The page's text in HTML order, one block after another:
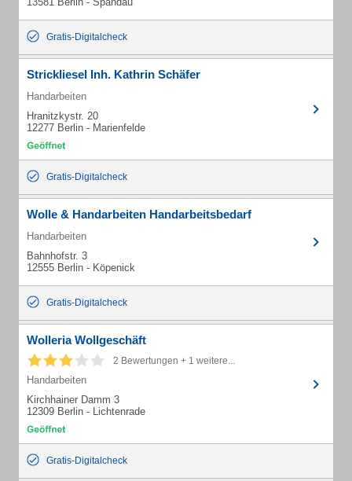
Gratis-Digitalcheck
Strickliesel Inh. Kathrin Schäfer
Handarbeiten
Hranitzkystr. 20
12277 Berlin - Marienfelde
Gratis-Digitalcheck
Wolle & Handarbeiten Handarbeitsbedarf
Handarbeiten
Bahnhofstr. 3
12555 Berlin - Köpenick
Gratis-Digitalcheck
Wolleria Wollgeschäft
2 Bewertungen + 1 weitere...
Handarbeiten
Kirchhainer Damm 3
12309 Berlin - Lichtenrade
Gratis-Digitalcheck